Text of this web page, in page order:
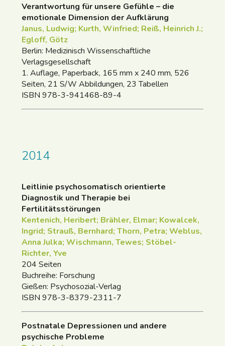
Verantwortung für unsere Gefühle – die
emotionale Dimension der Aufklärung
Janus, Ludwig; Kurth, Winfried; Reiß, Heinrich J.;
Egloff, Götz
Berlin: Medizinisch Wissenschaftliche
Verlagsgesellschaft
1. Auflage, Paperback, 165 mm x 240 mm, 526
Seiten, 21 S/W Abbildungen, 23 Tabellen
ISBN 978-3-941468-89-4
2014
Leitlinie psychosomatisch orientierte
Diagnostik und Therapie bei
Fertilitätsstörungen
Kentenich, Heribert; Brähler, Elmar; Kowalcek,
Ingrid; Strauß, Bernhard; Thorn, Petra; Weblus,
Anna Julka; Wischmann, Tewes; Stöbel-
Richter, Yve
204 Seiten
Buchreihe: Forschung
Gießen: Psychosozial-Verlag
ISBN 978-3-8379-2311-7
Postnatale Depressionen und andere
psychische Probleme